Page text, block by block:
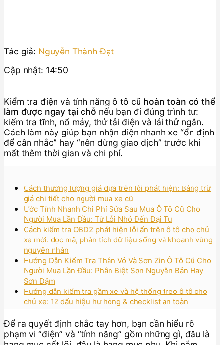
Tác giả: Nguyễn Thành Đạt
Cập nhật: 14:50
Kiểm tra điện và tính năng ô tô cũ hoàn toàn có thể
làm được ngay tại chỗ nếu bạn đi đúng trình tự:
kiểm tra tĩnh, nổ máy, thử tải điện và lái thử ngắn.
Cách làm này giúp bạn nhận diện nhanh xe “ổn định
để cân nhắc” hay “nên dừng giao dịch” trước khi
mất thêm thời gian và chi phí.
Cách thương lượng giá dựa trên lỗi phát hiện: Bảng trừ
giá chi tiết cho người mua xe cũ
Ước Tính Nhanh Chi Phí Sửa Sau Mua Ô Tô Cũ Cho
Người Mua Lần Đầu: Từ Lỗi Nhỏ Đến Đại Tu
Cách kiểm tra OBD2 phát hiện lỗi ẩn trên ô tô cho chủ
xe mới: đọc mã, phân tích dữ liệu sống và khoanh vùng
nguyên nhân
Hướng Dẫn Kiểm Tra Thân Vỏ Và Sơn Zin Ô Tô Cũ Cho
Người Mua Lần Đầu: Phân Biệt Sơn Nguyên Bản Hay
Sơn Dặm
Hướng dẫn kiểm tra gầm xe và hệ thống treo ô tô cho
chủ xe: 12 dấu hiệu hư hỏng & checklist an toàn
Để ra quyết định chắc tay hơn, bạn cần hiểu rõ
phạm vi “điện” và “tính năng” gồm những gì, đâu là